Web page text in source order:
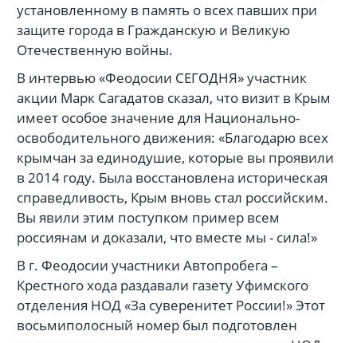
установленному в память о всех павших при
защите города в Гражданскую и Великую
Отечественную войны.
В интервью «Феодосии СЕГОДНЯ» участник
акции Марк Сагадатов сказал, что визит в Крым
имеет особое значение для Национально-
освободительного движения: «Благодарю всех
крымчан за единодушие, которые вы проявили
в 2014 году. Была восстановлена историческая
справедливость, Крым вновь стал российским.
Вы явили этим поступком пример всем
россиянам и доказали, что вместе мы - сила!»
В г. Феодосии участники Автопробега –
Крестного хода раздавали газету Уфимского
отделения НОД «За суверенитет России!» Этот
восьмиполосный номер был подготовлен